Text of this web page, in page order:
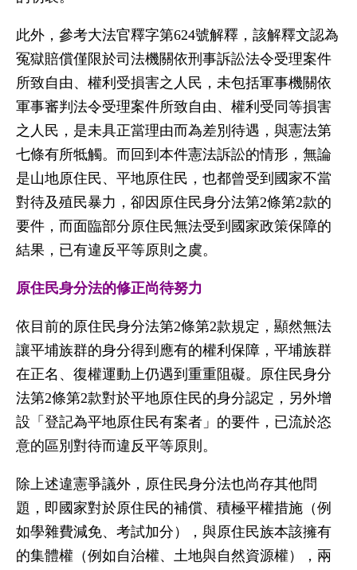
此外，參考大法官釋字第624號解釋，該解釋文認為
冤獄賠償僅限於司法機關依刑事訴訟法令受理案件
所致自由、權利受損害之人民，未包括軍事機關依
軍事審判法令受理案件所致自由、權利受同等損害
之人民，是未具正當理由而為差別待遇，與憲法第
七條有所牴觸。而回到本件憲法訴訟的情形，無論
是山地原住民、平地原住民，也都曾受到國家不當
對待及殖民暴力，卻因原住民身分法第2條第2款的
要件，而面臨部分原住民無法受到國家政策保障的
結果，已有違反平等原則之虞。
原住民身分法的修正尚待努力
依目前的原住民身分法第2條第2款規定，顯然無法
讓平埔族群的身分得到應有的權利保障，平埔族群
在正名、復權運動上仍遇到重重阻礙。原住民身分
法第2條第2款對於平地原住民的身分認定，另外增
設「登記為平地原住民有案者」的要件，已流於恣
意的區別對待而違反平等原則。
除上述違憲爭議外，原住民身分法也尚存其他問
題，即國家對於原住民的補償、積極平權措施（例
如學雜費減免、考試加分），與原住民族本該擁有
的集體權（例如自治權、土地與自然資源權），兩